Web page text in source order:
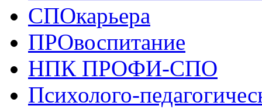
СПОкарьера
ПРОвоспитание
НПК ПРОФИ-СПО
Психолого-